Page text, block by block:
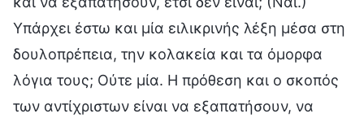
Υπάρχει έστω και μία ειλικρινής λέξη μέσα στη
δουλοπρέπεια, την κολακεία και τα όμορφα
λόγια τους; Ούτε μία. Η πρόθεση και ο σκοπός
των αντίχριστων είναι να εξαπατήσουν, να